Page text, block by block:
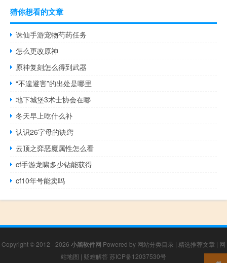
猜你想看的文章
诛仙手游宠物芍药任务
怎么更改原神
原神复刻怎么得到武器
“不遑避害”的出处是哪里
地下城堡3术士协会在哪
冬天早上吃什么补
认识26字母的诀窍
云顶之弈恶魔属性怎么看
cf手游龙啸多少钻能获得
cf10年号能卖吗
Copyright © 2012 - 2026 小黑软件网 Powered by 网站分类目录 | 精选推荐文章 | 网
站地图 | 疑难解答 苏ICP备12037530号